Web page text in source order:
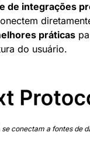
de integrações
práticas
do usuário.
conectam a fontes de